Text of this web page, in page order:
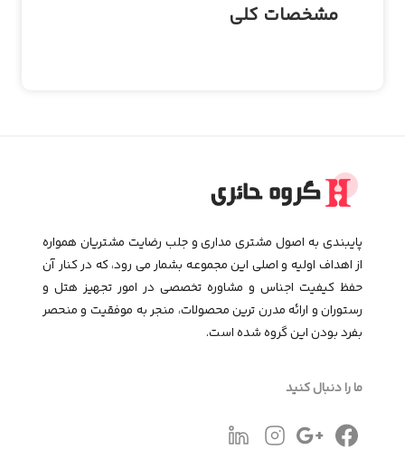
مشخصات کلی
پایبندی به اصول مشتری مداری و جلب رضایت مشتریان همواره
از اهداف اولیه و اصلی این مجموعـه بشمار می رود، که در کنار آن
حفظ کیفیت اجناس و مشاوره تخصصی در امور تجهیز هتل و
رستوران و ارائه مدرن ترین محصولات، منجر به موفقیت و منحصر
بفرد بودن این گروه شده است.
ما را دنبال کنید